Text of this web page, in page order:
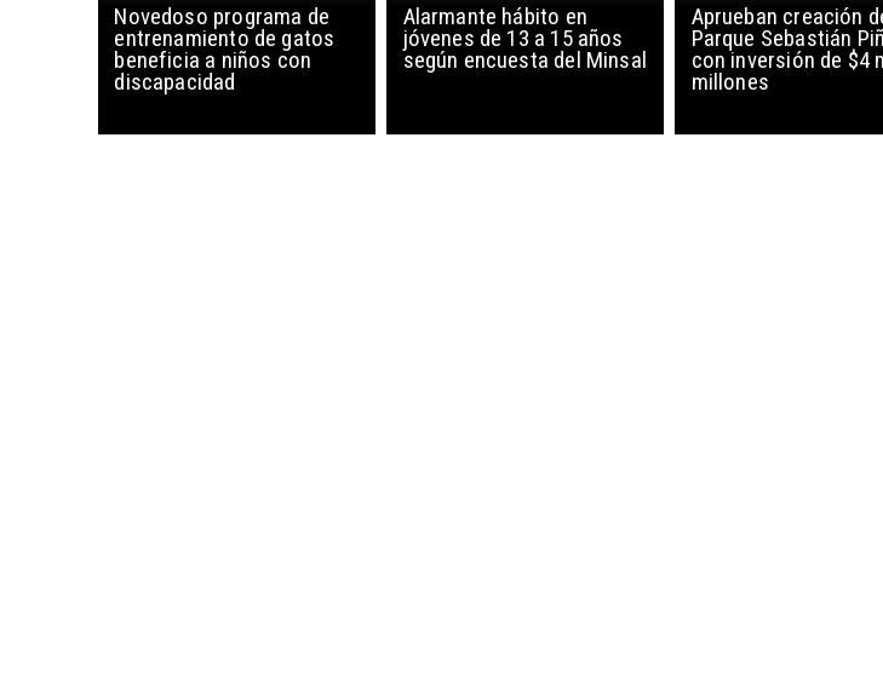
Novedoso programa de
entrenamiento de gatos
beneficia a niños con
discapacidad
Alarmante hábito en
jóvenes de 13 a 15 años
según encuesta del Minsal
Aprueban creación
Parque Sebastián
con inversión de $4
millones